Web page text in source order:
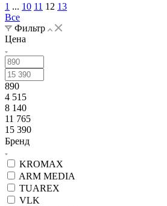
1 ... 10 11 12 13
Все
Фильтр
Цена
890
4 515
8 140
11 765
15 390
Бренд
KROMAX
ARM MEDIA
TUAREX
VLK